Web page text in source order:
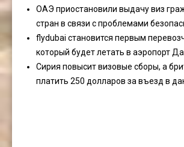
ОАЭ приостановили выдачу виз
стран в связи с проблемами
flydubai становится первым
который будет летать в аэропорт
Сирия повысит визовые сборы, а
платить 250 долларов за въезд в